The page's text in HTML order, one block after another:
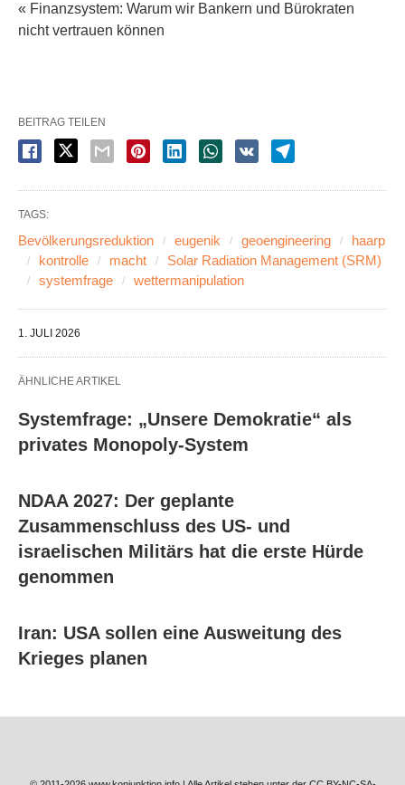
« Finanzsystem: Warum wir Bankern und Bürokraten
nicht vertrauen können
BEITRAG TEILEN
TAGS:
Bevölkerungsreduktion eugenik geoengineering
haarp
kontrolle
macht
Solar Radiation Management (SRM)
systemfrage
wettermanipulation
1. JULI 2026
ÄHNLICHE ARTIKEL
Systemfrage: „Unsere Demokratie“ als
privates Monopoly-System
NDAA 2027: Der geplante
Zusammenschluss des US- und
israelischen Militärs hat die erste Hürde
genommen
Iran: USA sollen eine Ausweitung des
Krieges planen